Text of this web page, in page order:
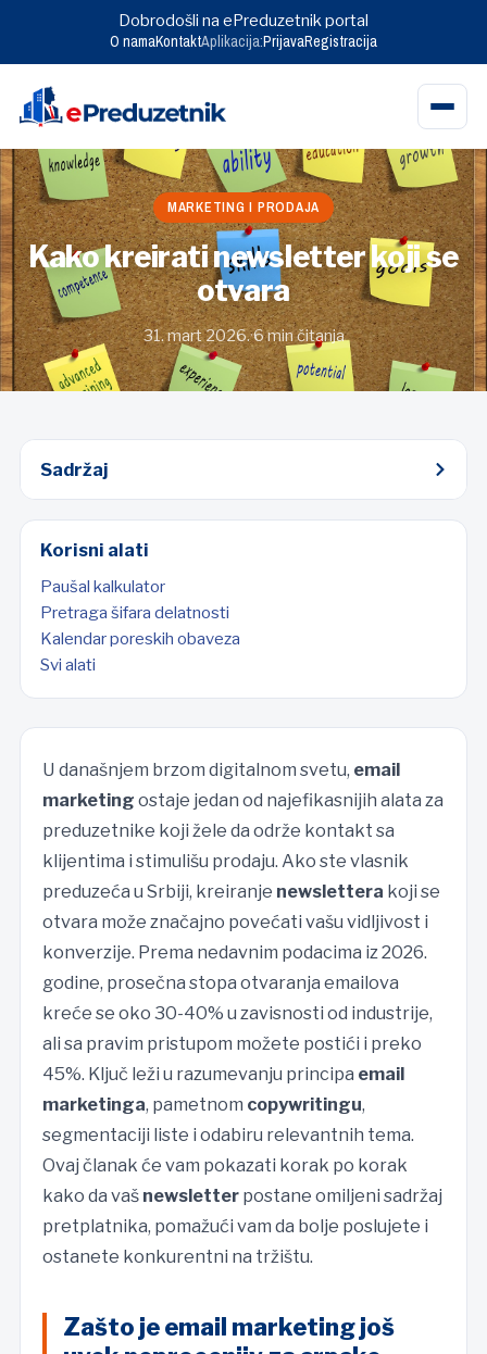
Dobrodošli na ePreduzetnik portal
O namaKontaktAplikacija:PrijavaRegistracija
Skip
to
content
MARKETING I PRODAJA
Kako kreirati newsletter koji se
otvara
31. mart 2026.·6 min čitanja
U današnjem brzom digitalnom svetu, email
marketing ostaje jedan od najefikasnijih alata za
preduzetnike koji žele da održe kontakt sa
klijentima i stimulišu prodaju. Ako ste vlasnik
preduzeća u Srbiji, kreiranje newslettera koji se
otvara može značajno povećati vašu vidljivost i
konverzije. Prema nedavnim podacima iz 2026.
godine, prosečna stopa otvaranja emailova
kreće se oko 30-40% u zavisnosti od industrije,
ali sa pravim pristupom možete postići i preko
45%. Ključ leži u razumevanju principa email
marketinga, pametnom copywritingu,
segmentaciji liste i odabiru relevantnih tema.
Ovaj članak će vam pokazati korak po korak
kako da vaš newsletter postane omiljeni sadržaj
pretplatnika, pomažući vam da bolje poslujete i
ostanete konkurentni na tržištu.
Zašto je email marketing još
Sadržaj
Korisni alati
Paušal kalkulator
Pretraga šifara delatnosti
Kalendar poreskih obaveza
Svi alati